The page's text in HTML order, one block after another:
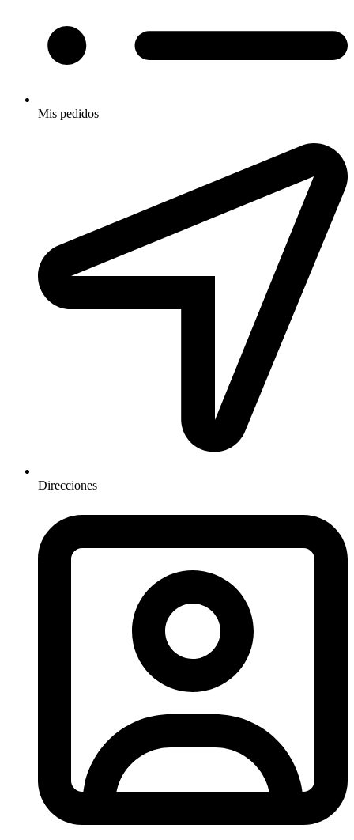
Mis pedidos
Direcciones